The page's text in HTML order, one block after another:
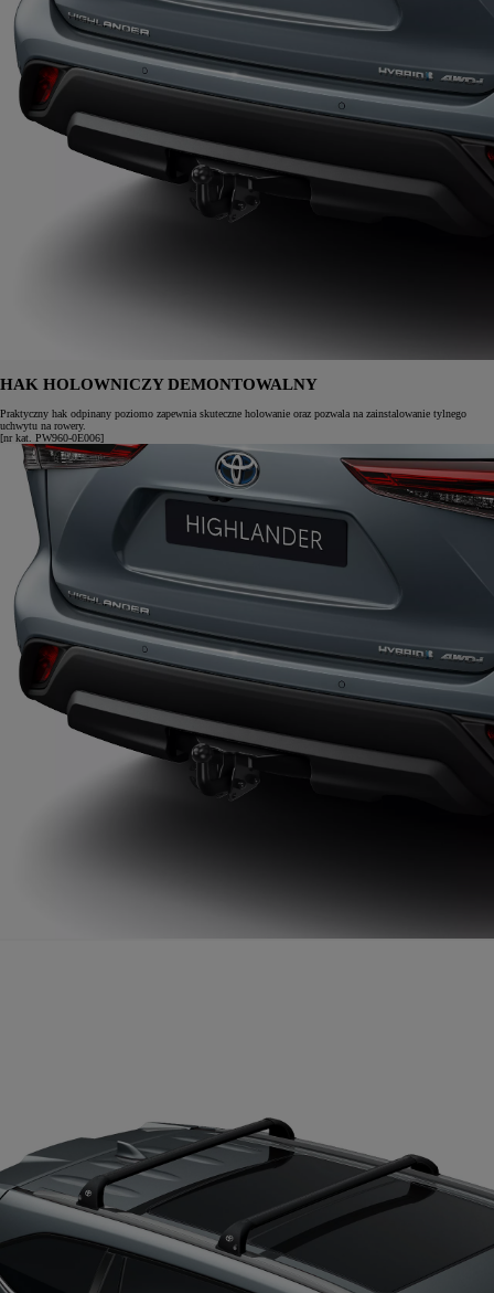
HAK HOLOWNICZY DEMONTOWALNY
Praktyczny hak odpinany poziomo zapewnia skuteczne holowanie oraz pozwala na zainstalowanie tylnego
uchwytu na rowery.
[nr kat. PW960-0E006]